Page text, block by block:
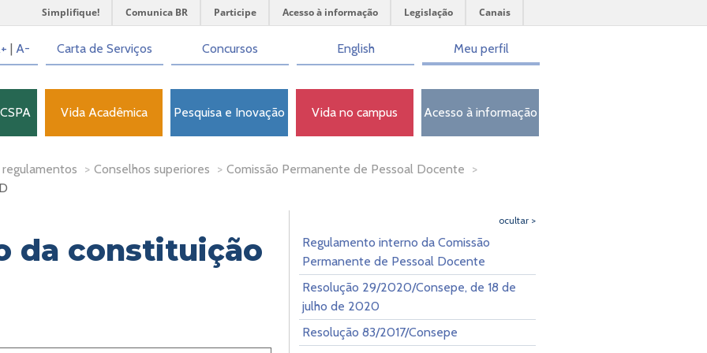
Simplifique! Comunica BR Participe Acesso à informação Legislação Canais
| A- Carta de Serviços Concursos English Meu perfil
Vida Acadêmica Pesquisa e Inovação Vida no campus Acesso à informação
> Conselhos superiores > Comissão Permanente de Pessoal Docente >
da constituição
ocultar >
Regulamento interno da Comissão
Permanente de Pessoal Docente
Resolução 29/2020/Consepe, de 18 de
julho de 2020
Resolução 83/2017/Consepe